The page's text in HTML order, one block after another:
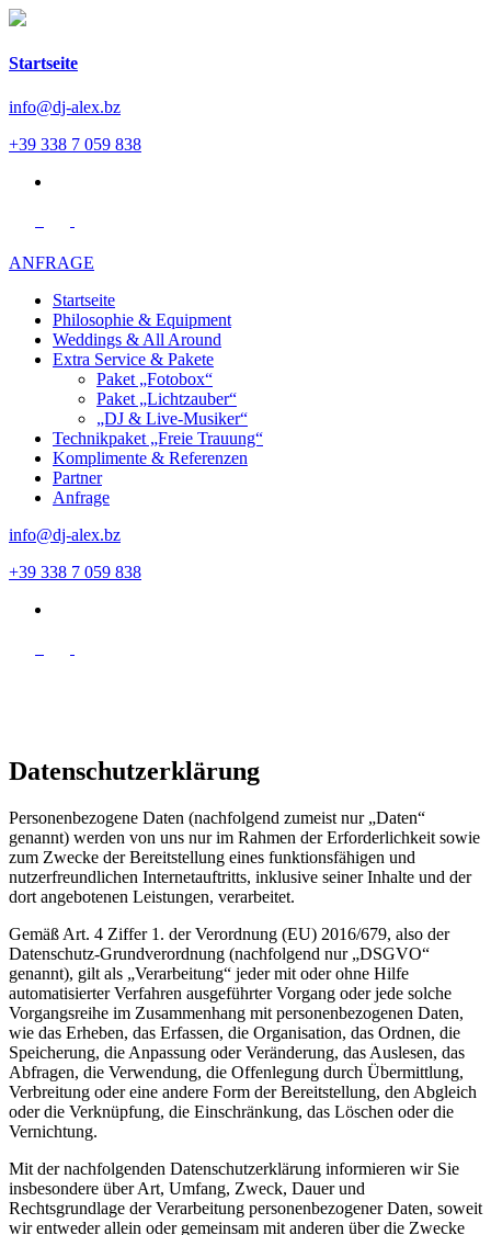
Startseite
info@dj-alex.bz
+39 338 7 059 838
ANFRAGE
Startseite
Philosophie & Equipment
Weddings & All Around
Extra Service & Pakete
Paket „Fotobox“
Paket „Lichtzauber“
„DJ & Live-Musiker“
Technikpaket „Freie Trauung“
Komplimente & Referenzen
Partner
Anfrage
info@dj-alex.bz
+39 338 7 059 838
Datenschutzerklärung
Personenbezogene Daten (nachfolgend zumeist nur „Daten“
genannt) werden von uns nur im Rahmen der Erforderlichkeit sowie
zum Zwecke der Bereitstellung eines funktionsfähigen und
nutzerfreundlichen Internetauftritts, inklusive seiner Inhalte und der
dort angebotenen Leistungen, verarbeitet.
Gemäß Art. 4 Ziffer 1. der Verordnung (EU) 2016/679, also der
Datenschutz-Grundverordnung (nachfolgend nur „DSGVO“
genannt), gilt als „Verarbeitung“ jeder mit oder ohne Hilfe
automatisierter Verfahren ausgeführter Vorgang oder jede solche
Vorgangsreihe im Zusammenhang mit personenbezogenen Daten,
wie das Erheben, das Erfassen, die Organisation, das Ordnen, die
Speicherung, die Anpassung oder Veränderung, das Auslesen, das
Abfragen, die Verwendung, die Offenlegung durch Übermittlung,
Verbreitung oder eine andere Form der Bereitstellung, den Abgleich
oder die Verknüpfung, die Einschränkung, das Löschen oder die
Vernichtung.
Mit der nachfolgenden Datenschutzerklärung informieren wir Sie
insbesondere über Art, Umfang, Zweck, Dauer und
Rechtsgrundlage der Verarbeitung personenbezogener Daten, soweit
wir entweder allein oder gemeinsam mit anderen über die Zwecke